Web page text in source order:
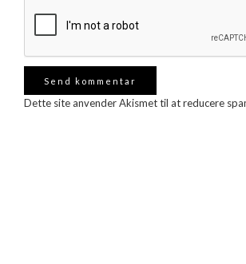
Dette site anvender Akismet til at reducere